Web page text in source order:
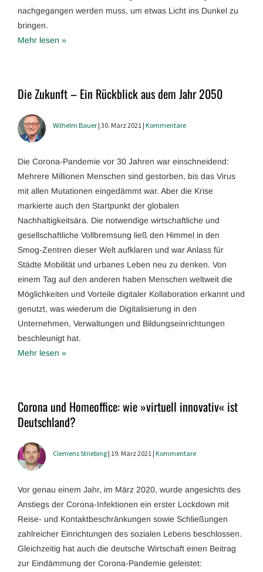
nachgegangen werden muss, um etwas Licht ins Dunkel zu
bringen.
Mehr lesen »
Die Zukunft – Ein Rückblick aus dem Jahr 2050
Wilhelm Bauer | 30. März 2021 | Kommentare
Die Corona-Pandemie vor 30 Jahren war einschneidend:
Mehrere Millionen Menschen sind gestorben, bis das Virus
mit allen Mutationen eingedämmt war. Aber die Krise
markierte auch den Startpunkt der globalen
Nachhaltigkeitsära. Die notwendige wirtschaftliche und
gesellschaftliche Vollbremsung ließ den Himmel in den
Smog-Zentren dieser Welt aufklaren und war Anlass für
Städte Mobilität und urbanes Leben neu zu denken. Von
einem Tag auf den anderen haben Menschen weltweit die
Möglichkeiten und Vorteile digitaler Kollaboration erkannt und
genutzt, was wiederum die Digitalisierung in den
Unternehmen, Verwaltungen und Bildungseinrichtungen
beschleunigt hat.
Mehr lesen »
Corona und Homeoffice: wie »virtuell innovativ« ist
Deutschland?
Clemens Striebing | 19. März 2021 | Kommentare
Vor genau einem Jahr, im März 2020, wurde angesichts des
Anstiegs der Corona-Infektionen ein erster Lockdown mit
Reise- und Kontaktbeschränkungen sowie Schließungen
zahlreicher Einrichtungen des sozialen Lebens beschlossen.
Gleichzeitig hat auch die deutsche Wirtschaft einen Beitrag
zur Eindämmung der Corona-Pandemie geleistet: